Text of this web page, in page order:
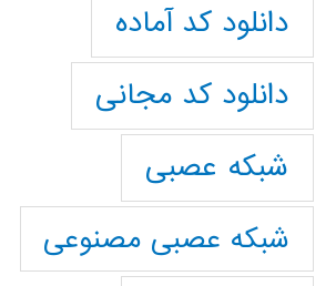
دانلود کد آماده
دانلود کد مجانی
شبکه عصبی
شبکه عصبی مصنوعی